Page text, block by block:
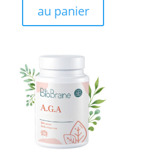
au panier